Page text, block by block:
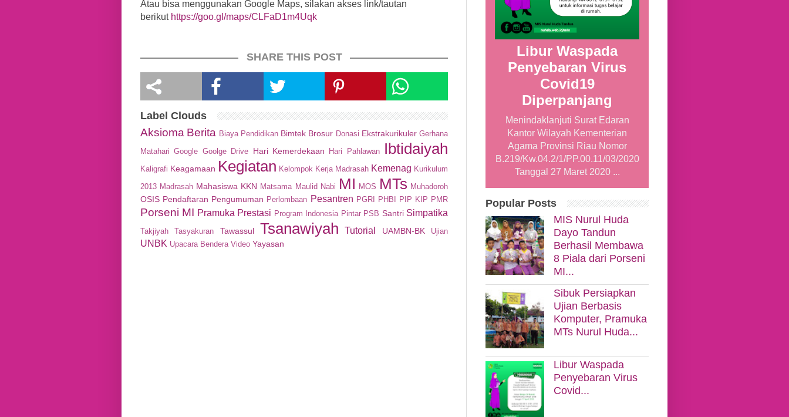
Atau bisa menggunakan Google Maps, silakan akses link/tautan
berikut https://goo.gl/maps/CLFaD1m4Uqk
SHARE THIS POST
Label Clouds
Aksioma Berita Biaya Pendidikan Bimtek Brosur Donasi Ekstrakurikuler Gerhana
Matahari Google Goolge Drive Hari Kemerdekaan Hari Pahlawan Ibtidaiyah
Kaligrafi Keagamaan Kegiatan Kelompok Kerja Madrasah Kemenag Kurikulum
2013 Madrasah Mahasiswa KKN Matsama Maulid Nabi MI MOS MTs Muhadoroh
OSIS Pendaftaran Pengumuman Perlombaan Pesantren PGRI PHBI PIP KIP PMR
Porseni MI Pramuka Prestasi Program Indonesia Pintar PSB Santri Simpatika
Takjiyah Tasyakuran Tawassul Tsanawiyah Tutorial UAMBN-BK Ujian
UNBK Upacara Bendera Video Yayasan
Libur Waspada
Penyebaran Virus
Covid19
Diperpanjang
Menindaklanjuti Surat Edaran
Kantor Wilayah Kementerian
Agama Provinsi Riau Nomor
B.219/Kw.04.2/1/PP.00.11/03/2020
Tanggal 27 Maret 2020 ...
Popular Posts
MIS Nurul Huda
Dayo Tandun
Berhasil Membawa
8 Piala dari Porseni
MI...
Sibuk Persiapkan
Ujian Berbasis
Komputer, Pramuka
MTs Nurul Huda...
Libur Waspada
Penyebaran Virus
Covid...